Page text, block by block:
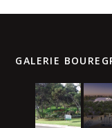
GALERIE